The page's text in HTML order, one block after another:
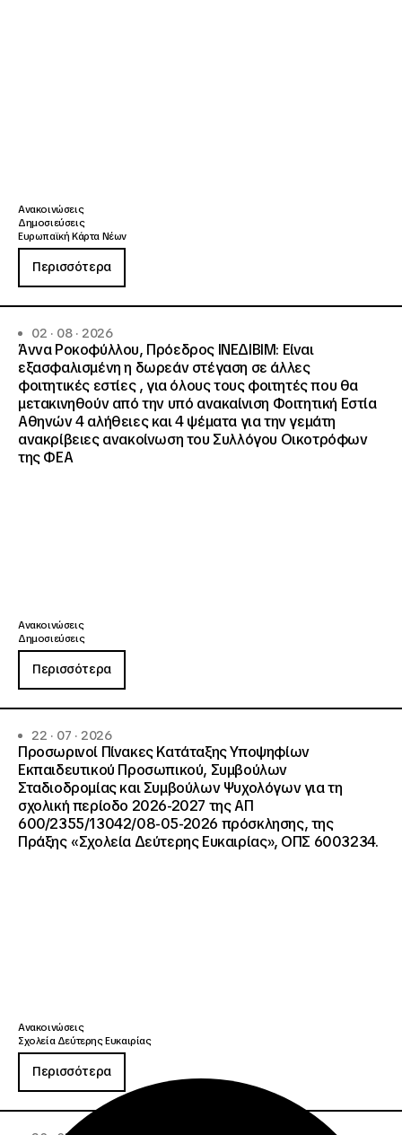
Ανακοινώσεις
Δημοσιεύσεις
Ευρωπαϊκή Κάρτα Νέων
Περισσότερα
02 · 08 · 2026
Άννα Ροκοφύλλου, Πρόεδρος ΙΝΕΔΙΒΙΜ: Είναι
εξασφαλισμένη η δωρεάν στέγαση σε άλλες
φοιτητικές εστίες , για όλους τους φοιτητές που θα
μετακινηθούν από την υπό ανακαίνιση Φοιτητική Εστία
Αθηνών 4 αλήθειες και 4 ψέματα για την γεμάτη
ανακρίβειες ανακοίνωση του Συλλόγου Οικοτρόφων
της ΦΕΑ
Ανακοινώσεις
Δημοσιεύσεις
Περισσότερα
22 · 07 · 2026
Προσωρινοί Πίνακες Κατάταξης Υποψηφίων
Εκπαιδευτικού Προσωπικού, Συμβούλων
Σταδιοδρομίας και Συμβούλων Ψυχολόγων για τη
σχολική περίοδο 2026-2027 της ΑΠ
600/2355/13042/08-05-2026 πρόσκλησης, της
Πράξης «Σχολεία Δεύτερης Ευκαιρίας», ΟΠΣ 6003234.
Ανακοινώσεις
Σχολεία Δεύτερης Ευκαιρίας
Περισσότερα